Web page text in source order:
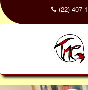
Skip
to
content
(22) 407-